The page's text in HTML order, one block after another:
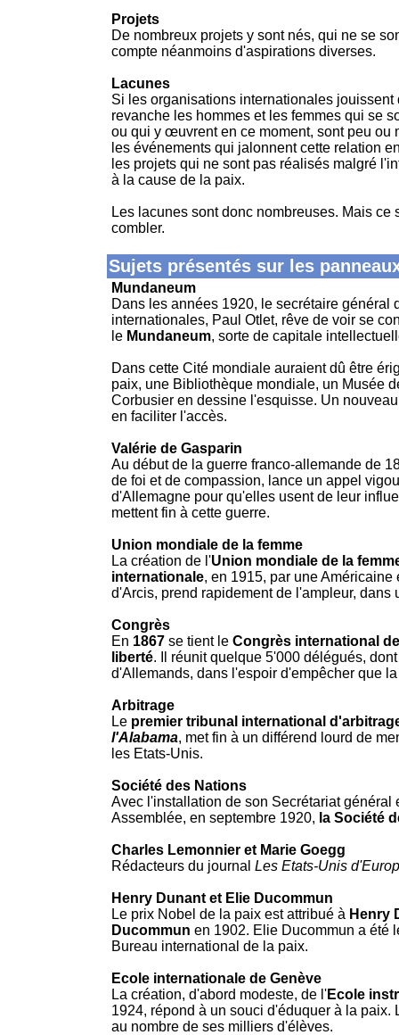
Projets
De nombreux projets y sont nés, qui ne se
compte néanmoins d'aspirations diverses.
Lacunes
Si les organisations internationales jouissent
revanche les hommes et les femmes qui se
ou qui y œuvrent en ce moment, sont peu ou
les événements qui jalonnent cette relation
les projets qui ne sont pas réalisés malgré
à la cause de la paix.
Les lacunes sont donc nombreuses. Mais ce
combler.
Sujets présentés sur les
Mundaneum
Dans les années 1920, le secrétaire général
internationales, Paul Otlet, rêve de voir se
le Mundaneum, sorte de capitale
Dans cette Cité mondiale auraient dû être
paix, une Bibliothèque mondiale, un Musée
Corbusier en dessine l'esquisse. Un
en faciliter l'accès.
Valérie de Gasparin
Au début de la guerre franco-allemande de
de foi et de compassion, lance un appel
d'Allemagne pour qu'elles usent de leur
mettent fin à cette guerre.
Union mondiale de la femme
La création de l'Union mondiale de la
internationale, en 1915, par une
d'Arcis, prend rapidement de l'ampleur, dans
Congrès
En 1867 se tient le Congrès international
liberté. Il réunit quelque 5'000 délégués,
d'Allemands, dans l'espoir d'empêcher que
Arbitrage
Le premier tribunal international
l'Alabama, met fin à un différend lourd de
les Etats-Unis.
Société des Nations
Avec l'installation de son Secrétariat général
Assemblée, en septembre 1920, la Société
Charles Lemonnier et Marie Goegg
Rédacteurs du journal Les Etats-Unis
Henry Dunant et Elie Ducommun
Le prix Nobel de la paix est attribué à Henry
Ducommun en 1902. Elie Ducommun a été
Bureau international de la paix.
Ecole internationale de Genève
La création, d'abord modeste, de l'Ecole
1924, répond à un souci d'éduquer à la
au nombre de ses milliers d'élèves.